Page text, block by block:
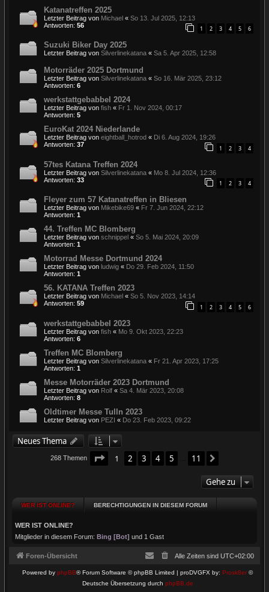
Katanatreffen 2025
Letzter Beitrag von Michael « So 13. Jul 2025, 12:13
Antworten: 56 1 2 3 4 5 6
Suzuki Biker Day 2025
Letzter Beitrag von Silverlinekatana « Sa 5. Apr 2025, 12:58
Motorräder 2025 Dortmund
Letzter Beitrag von Silverlinekatana « So 16. Mär 2025, 23:12
Antworten: 6
werkstattgebabbel 2024
Letzter Beitrag von fish « Fr 1. Nov 2024, 00:17
Antworten: 5
EuroKat 2024 Niederlande
Letzter Beitrag von eightball_hotrod « Di 6. Aug 2024, 19:26
Antworten: 37 1 2 3 4
57tes Katana Treffen 2024
Letzter Beitrag von Silverlinekatana « Mo 8. Jul 2024, 12:36
Antworten: 33 1 2 3 4
Fleyer zum 57 Katanatreffen in Bliesen
Letzter Beitrag von Mikebike69 « Fr 7. Jun 2024, 22:12
Antworten: 1
44. Treffen MC Blomberg
Letzter Beitrag von schnippel « So 5. Mai 2024, 20:09
Antworten: 1
Motorrad Messe Dortmund 2024
Letzter Beitrag von ludwig « Do 29. Feb 2024, 11:50
Antworten: 1
56. KATANA Treffen 2023
Letzter Beitrag von Michael « So 5. Nov 2023, 14:14
Antworten: 59 1 2 3 4 5 6
werkstattgebabbel 2023
Letzter Beitrag von fish « Mo 9. Okt 2023, 22:23
Antworten: 6
Treffen MC Blomberg
Letzter Beitrag von Silverlinekatana « Fr 21. Apr 2023, 17:25
Antworten: 1
Messe Motorräder 2023 Dortmund
Letzter Beitrag von Rolf « Sa 4. Mär 2023, 20:08
Antworten: 8
Oldtimer Messe Tulln 2023
Letzter Beitrag von PEZI « Do 23. Feb 2023, 09:22
Neues Thema
268 Themen Seite 1von 11
1 2 3 4 5 11
Gehe zu
WER IST ONLINE? BERECHTIGUNGEN IN DIESEM FORUM
WER IST ONLINE?
Mitglieder in diesem Forum: Bing [Bot] und 1 Gast
Foren-Übersicht Alle Zeiten sind UTC+02:00
Powered by phpBB® Forum Software © phpBB Limited | proDVGFX by: Prosk8er ©
Deutsche Übersetzung durch phpBB.de